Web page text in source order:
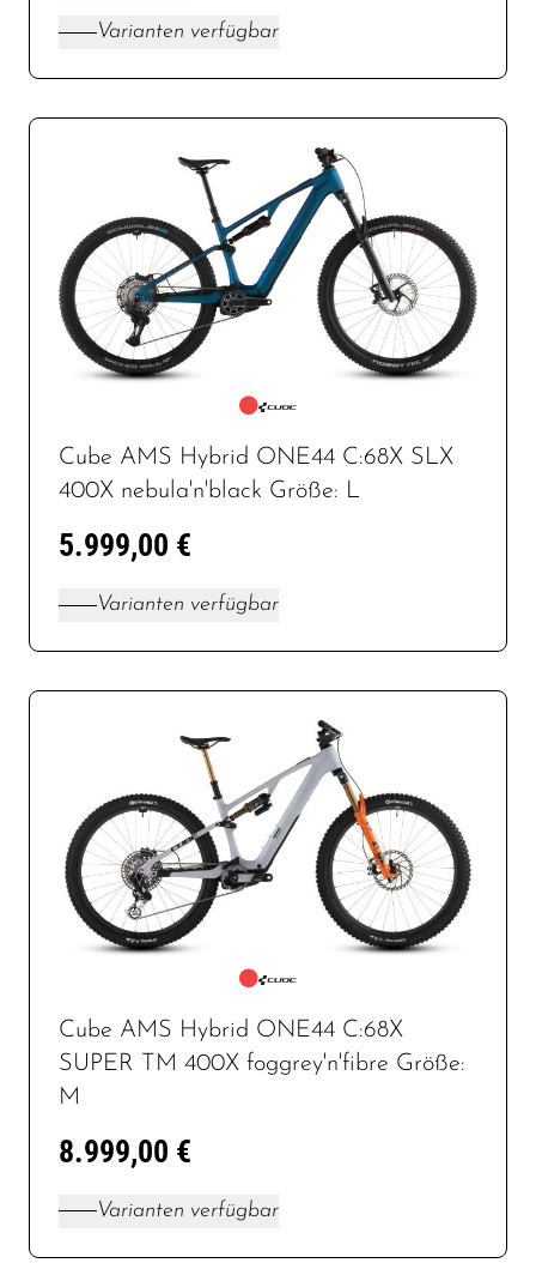
Varianten verfügbar
Cube AMS Hybrid ONE44 C:68X SLX
400X nebula'n'black Größe: L
5.999,00 €
Varianten verfügbar
Cube AMS Hybrid ONE44 C:68X
SUPER TM 400X foggrey'n'fibre Größe:
M
8.999,00 €
Varianten verfügbar